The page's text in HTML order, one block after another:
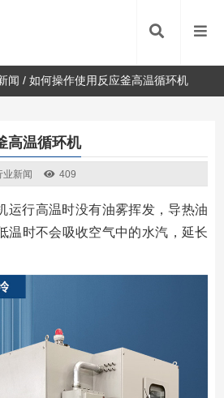
闻 /如何操作使用反应釜高温循环机
高温循环机
业新闻 409
运行高温时没有油雾挥发，导热油
温时不会吸收空气中的水汽，延长